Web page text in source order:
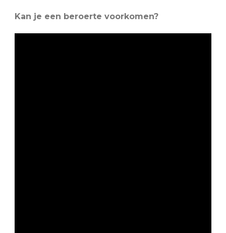
Kan je een beroerte voorkomen?